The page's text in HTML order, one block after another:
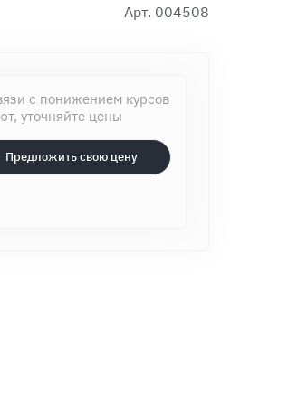
Арт. 004508
с понижением курсов
уточняйте цены
Предложить свою цену